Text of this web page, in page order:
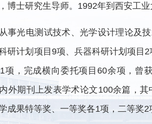
博士研究生导师。1992年到西安工
事光电测试技术、光学设计理论及
研计划项目9项、兵器科研计划项目
项，完成横向委托项目60余项，曾
外期刊上发表学术论文100余篇，
成果特等奖、一等奖各1项，二等奖2